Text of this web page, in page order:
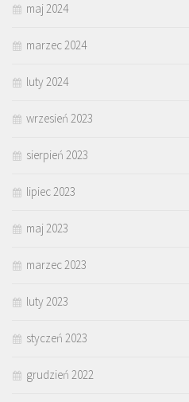
maj 2024
marzec 2024
luty 2024
wrzesień 2023
sierpień 2023
lipiec 2023
maj 2023
marzec 2023
luty 2023
styczeń 2023
grudzień 2022